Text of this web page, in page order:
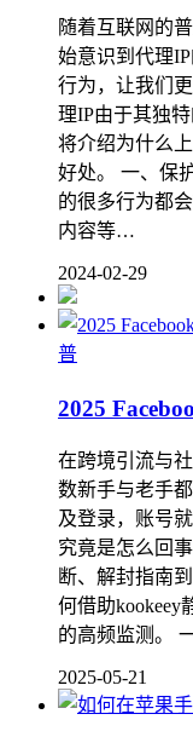
随着互联网的
始意识到代理
行为，让我们
理IP由于其独
将介绍为什么
好处。 一、保
的很多行为都
内容等…
2024-02-29
普
2025
在跨境引流与
数新手与老手
及登录，账号
究竟是怎么回
断、解封指南
何借助kookeey
的高频监测。
2025-05-21